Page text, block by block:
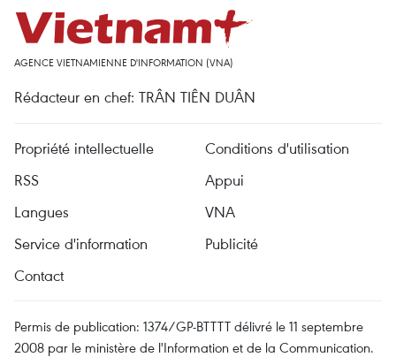
AGENCE VIETNAMIENNE D'INFORMATION (VNA)
Rédacteur en chef: TRÂN TIÊN DUÂN
Propriété intellectuelle
Conditions d'utilisation
RSS
Appui
Langues
VNA
Service d'information
Publicité
Contact
Permis de publication: 1374/GP-BTTTT délivré le 11 septembre
2008 par le ministère de l'Information et de la Communication.